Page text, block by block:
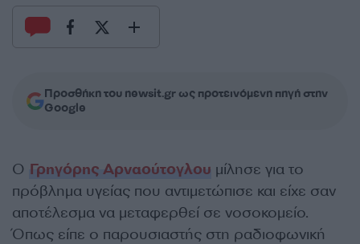
Προσθήκη του newsit.gr ως προτεινόμενη πηγή στην
Google
Ο Γρηγόρης Αρναούτογλου μίλησε για το
πρόβλημα υγείας που αντιμετώπισε και είχε σαν
αποτέλεσμα να μεταφερθεί σε νοσοκομείο.
Όπως είπε ο παρουσιαστής στη ραδιοφωνική